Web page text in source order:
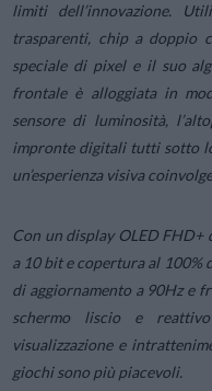
limiti dell’innovazione.
trasparenti, chip a doppio
speciale di pixel e il suo
frontale è alloggiata in
sensore di luminosità,
impronte digitali tutti sotto
un’esperienza visiva
Con un display OLED
a 10 bit e copertura al 100%
di aggiornamento a 90Hz e
schermo liscio e
visualizzazione e
giochi sono più piacevoli.